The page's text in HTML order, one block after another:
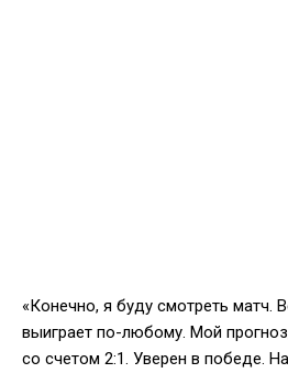
«Конечно, я буду смотреть матч.
выиграет по-любому. Мой
со счетом 2:1. Уверен в победе.